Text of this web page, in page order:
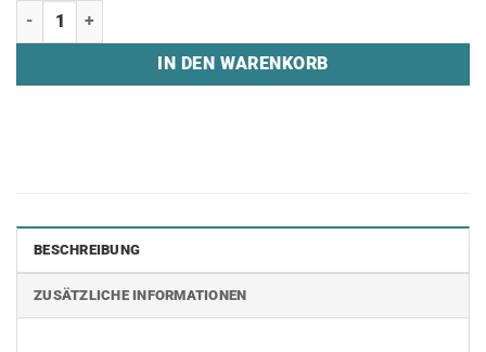
Jogginghose "GAMING CREW GERMANY" Menge
IN DEN WARENKORB
BESCHREIBUNG
ZUSÄTZLICHE INFORMATIONEN